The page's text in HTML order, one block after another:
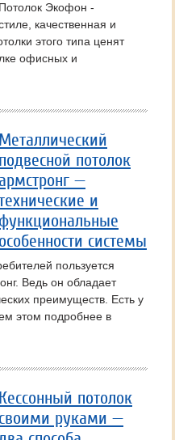
Потолок Экофон -
качественная и
этого типа ценят
офисных и
Металлический
подвесной потолок
армстронг —
и
особенности системы
пользуется
Ведь он обладает
преимуществ. Есть у
этом подробнее в
Кессонный потолок
своими руками —